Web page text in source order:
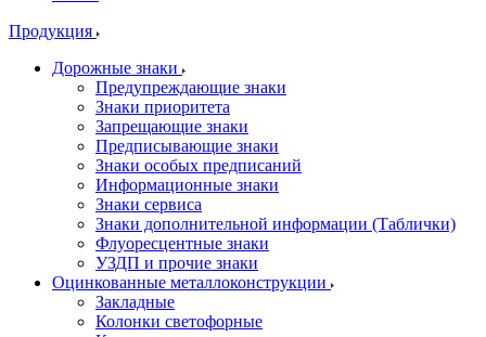
Продукция
Дорожные знаки
Предупреждающие знаки
Знаки приоритета
Запрещающие знаки
Предписывающие знаки
Знаки особых предписаний
Информационные знаки
Знаки сервиса
Знаки дополнительной информации (Таблички)
Флуоресцентные знаки
УЗДП и прочие знаки
Оцинкованные металлоконструкции
Закладные
Колонки светофорные